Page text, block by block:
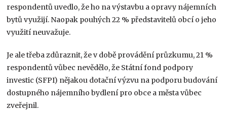
respondentů uvedlo, že ho na výstavbu a opravy nájemních
bytů využijí. Naopak pouhých 22 % představitelů obcí o jeho
využití neuvažuje.
Je ale třeba zdůraznit, že v době provádění průzkumu, 21 %
respondentů vůbec nevědělo, že Státní fond podpory
investic (SFPI) nějakou dotační výzvu na podporu budování
dostupného nájemního bydlení pro obce a města vůbec
zveřejnil.